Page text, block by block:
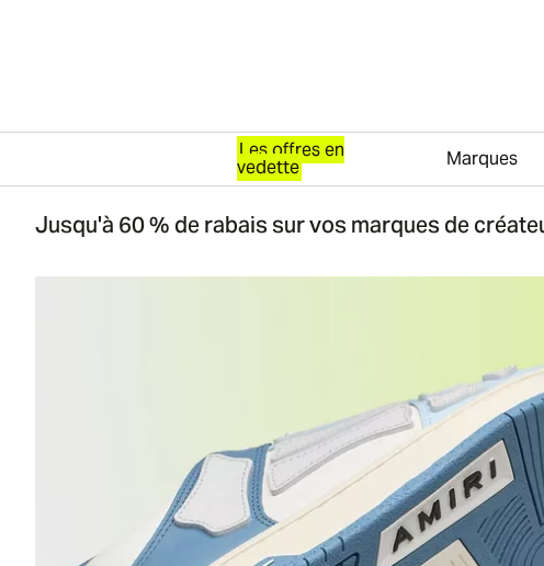
Les offres en
vedette Marques
Jusqu'à 60 % de rabais sur vos marques de
Espadrille Amiri dans un coloris bleu et blanc, avec des